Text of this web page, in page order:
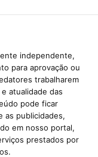
independente,
para aprovação ou
trabalharem
atualidade das
pode ficar
as publicidades,
em nosso portal,
prestados por